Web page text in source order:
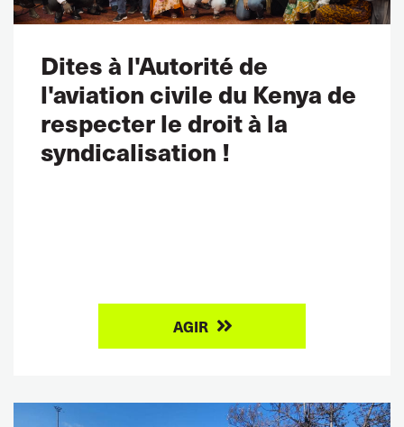
Dites à l'Autorité de
l'aviation civile du Kenya de
respecter le droit à la
syndicalisation !
AGIR